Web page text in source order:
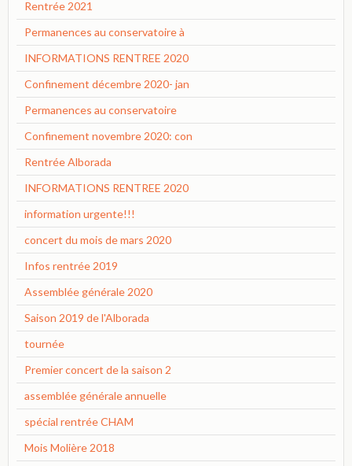
Rentrée 2021
Permanences au conservatoire à
INFORMATIONS RENTREE 2020
Confinement décembre 2020- jan
Permanences au conservatoire
Confinement novembre 2020: con
Rentrée Alborada
INFORMATIONS RENTREE 2020
information urgente!!!
concert du mois de mars 2020
Infos rentrée 2019
Assemblée générale 2020
Saison 2019 de l'Alborada
tournée
Premier concert de la saison 2
assemblée générale annuelle
spécial rentrée CHAM
Mois Molière 2018